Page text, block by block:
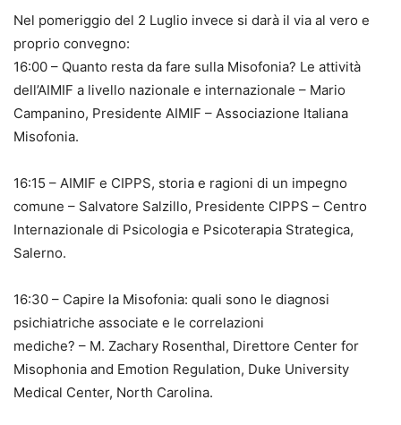
Nel pomeriggio del 2 Luglio invece si darà il via al vero e
proprio convegno:
16:00 – Quanto resta da fare sulla Misofonia? Le attività
dell’AIMIF a livello nazionale e internazionale – Mario
Campanino, Presidente AIMIF – Associazione Italiana
Misofonia.
16:15 – AIMIF e CIPPS, storia e ragioni di un impegno
comune – Salvatore Salzillo, Presidente CIPPS – Centro
Internazionale di Psicologia e Psicoterapia Strategica,
Salerno.
16:30 – Capire la Misofonia: quali sono le diagnosi
psichiatriche associate e le correlazioni
mediche? – M. Zachary Rosenthal, Direttore Center for
Misophonia and Emotion Regulation, Duke University
Medical Center, North Carolina.